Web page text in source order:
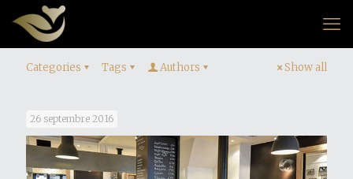
Categories Tags Authors Show all
26 septembre 2016